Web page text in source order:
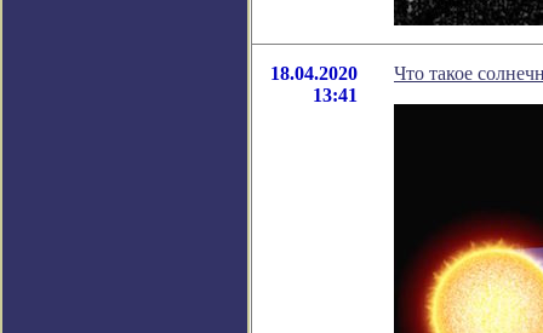
18.04.2020
13:41
Что такое